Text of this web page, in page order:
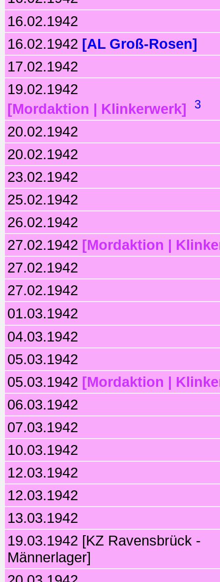
16.02.1942
16.02.1942 [AL Groß-Rosen]
17.02.1942
19.02.1942
[Mordaktion | Klinkerwerk]
3
20.02.1942
20.02.1942
23.02.1942
25.02.1942
26.02.1942
27.02.1942 [Mordaktion |
27.02.1942
27.02.1942
01.03.1942
04.03.1942
05.03.1942
05.03.1942 [Mordaktion |
06.03.1942
07.03.1942
10.03.1942
12.03.1942
12.03.1942
13.03.1942
19.03.1942 [KZ Ravensbrück -
Männerlager]